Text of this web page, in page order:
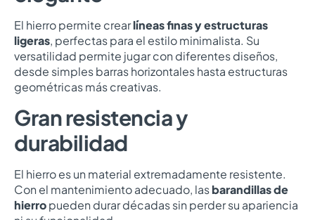
El hierro permite crearlíneas finas y estructuras
ligeras, perfectas para el estilo minimalista. Su
versatilidad permite jugar con diferentes diseños,
desde simples barras horizontales hasta estructuras
geométricas más creativas.
Gran resistencia y
durabilidad
El hierro es un material extremadamente resistente.
Con el mantenimiento adecuado, lasbarandillas de
hierropueden durar décadas sin perder su apariencia